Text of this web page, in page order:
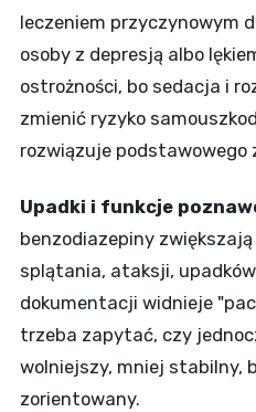
leczeniem przyczynowym
osoby z depresją albo
ostrożności, bo sedacja i
zmienić ryzyko
rozwiązuje podstawowego
Upadki i funkcje
benzodiazepiny
splątania, ataksji,
dokumentacji widnieje
trzeba zapytać, czy
wolniejszy, mniej stabilny,
zorientowany.